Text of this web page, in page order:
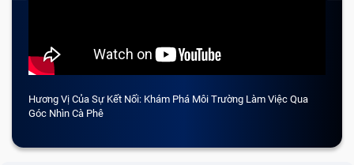
Hương Vị Của Sự Kết Nối: Khám Phá Môi Trường Làm Việc Qua
Góc Nhìn Cà Phê